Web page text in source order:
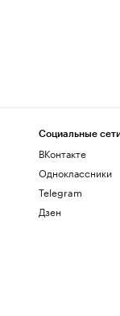
Социальные
ВКонтакте
Одноклассники
Telegram
Дзен